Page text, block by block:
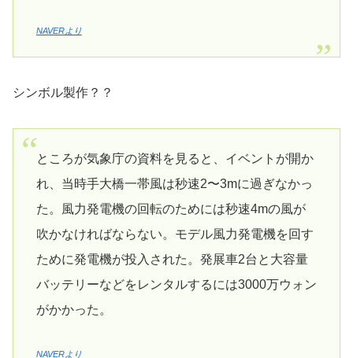
NAVERより
シンボル製作？？
ところが気象庁の資料を見ると、イベントが開か
れ、当時手大橋一帯風は秒速2〜3mに過ぎなかっ
た。風力発電機の回転のためには秒速4mの風が
吹かなければならない。モデル風力発電機を回す
ために発電機が投入された。発展車2台と大容量
バッテリーなどをレンタルするには3000万ウォン
がかかった。
NAVERより